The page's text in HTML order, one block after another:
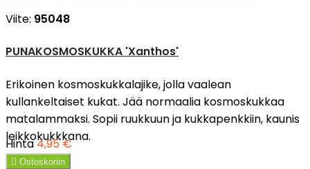
Viite: 95048
PUNAKOSMOSKUKKA 'Xanthos'
Erikoinen kosmoskukkalajike, jolla vaalean
kullankeltaiset kukat. Jää normaalia kosmoskukkaa
matalammaksi. Sopii ruukkuun ja kukkapenkkiin, kaunis
leikkokukkkana.
Hinta 4,95 €
 Ostoskoriin